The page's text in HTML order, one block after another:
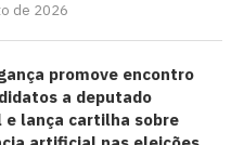
de 2026
promove encontro
a deputado
e lança cartilha sobre